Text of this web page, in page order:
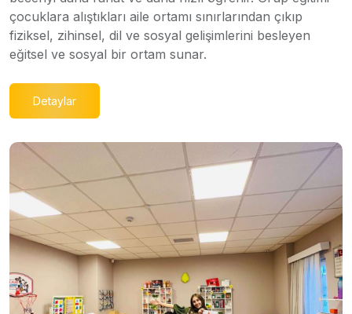
çocuklara alıştıkları aile ortamı sınırlarından çıkıp
fiziksel, zihinsel, dil ve sosyal gelişimlerini besleyen
eğitsel ve sosyal bir ortam sunar.
Detaylar